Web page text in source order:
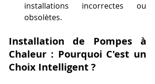
installations incorrectes ou
obsolètes.
Installation de Pompes à
Chaleur : Pourquoi C'est un
Choix Intelligent ?